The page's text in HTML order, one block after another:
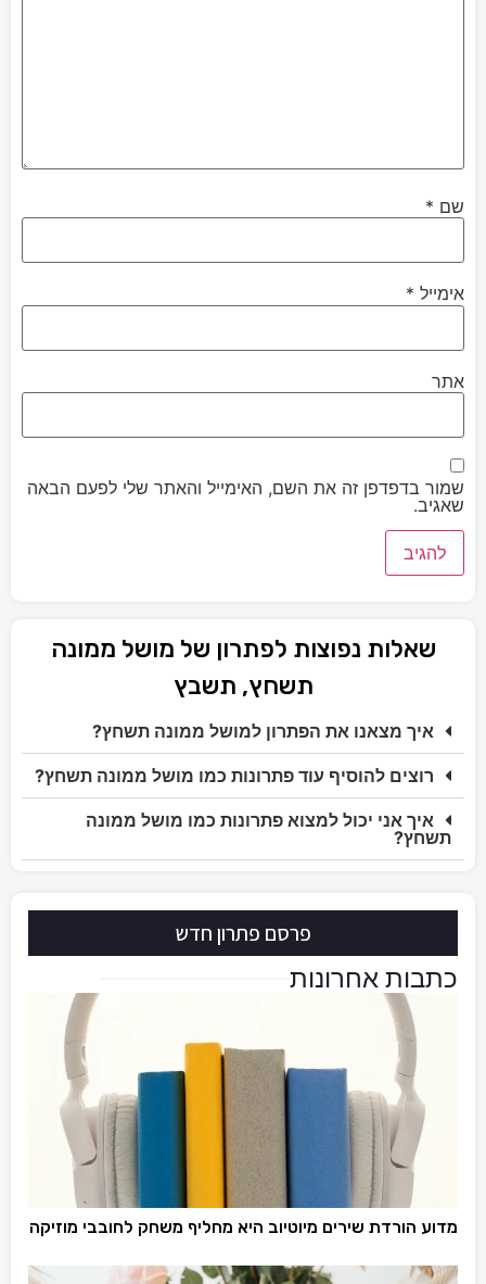
שם *
אימייל *
אתר
שמור בדפדפן זה את השם, האימייל והאתר שלי לפעם הבאה
שאגיב.
שאלות נפוצות לפתרון של מושל ממונה
תשחץ, תשבץ
איך מצאנו את הפתרון למושל ממונה תשחץ?
רוצים להוסיף עוד פתרונות כמו מושל ממונה תשחץ?
איך אני יכול למצוא פתרונות כמו מושל ממונה
תשחץ?
פרסם פתרון חדש
כתבות אחרונות
מדוע הורדת שירים מיוטיוב היא מחליף משחק לחובבי מוזיקה